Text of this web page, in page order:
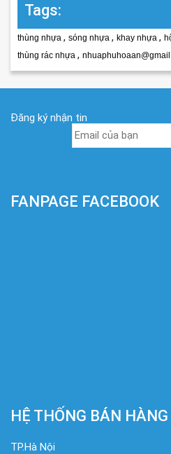
Tags:
thùng nhựa , sóng nhựa , khay nhựa ,
thùng rác nhựa ,
Đăng ký nhận tin
FANPAGE FACEBOOK
HỆ THỐNG BÁN
TP.Hà Nội